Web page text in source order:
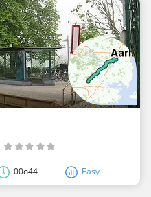
00o44 Easy